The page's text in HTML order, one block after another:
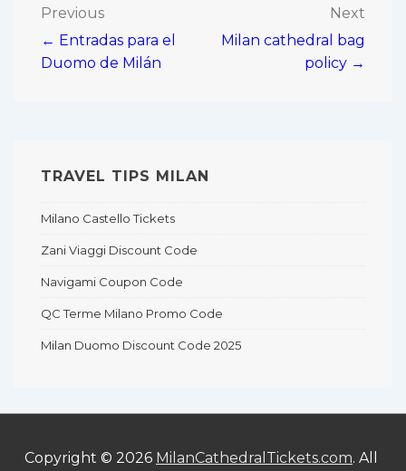
Post
navigation
Previous
← Entradas para el
Duomo de Milán
Next
Milan cathedral bag
policy →
TRAVEL TIPS MILAN
Milano Castello Tickets
Zani Viaggi Discount Code
Navigami Coupon Code
QC Terme Milano Promo Code
Milan Duomo Discount Code 2025
Copyright © 2026 MilanCathedralTickets.com. All